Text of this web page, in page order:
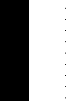
.
.
.
.
.
.
.
.
.